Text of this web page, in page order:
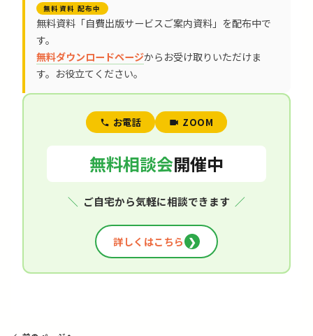
無料資料 配布中
無料資料「自費出版サービスご案内資料」を配布中で
す。
無料ダウンロードページからお受け取りいただけま
す。お役立てください。
お電話 ZOOM
無料相談会開催中
＼ ご自宅から気軽に相談できます ／
詳しくはこちら ❯